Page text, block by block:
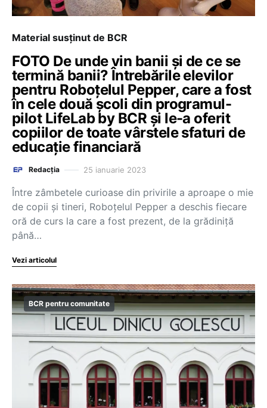
Material susținut de BCR
FOTO De unde vin banii și de ce se
termină banii? Întrebările elevilor
pentru Roboțelul Pepper, care a fost
în cele două școli din programul-
pilot LifeLab by BCR și le-a oferit
copiilor de toate vârstele sfaturi de
educație financiară
Redacția 25 ianuarie 2023
Între zâmbetele curioase din privirile a aproape o mie
de copii și tineri, Roboțelul Pepper a deschis fiecare
oră de curs la care a fost prezent, de la grădiniță
până…
Vezi articolul
BCR pentru comunitate